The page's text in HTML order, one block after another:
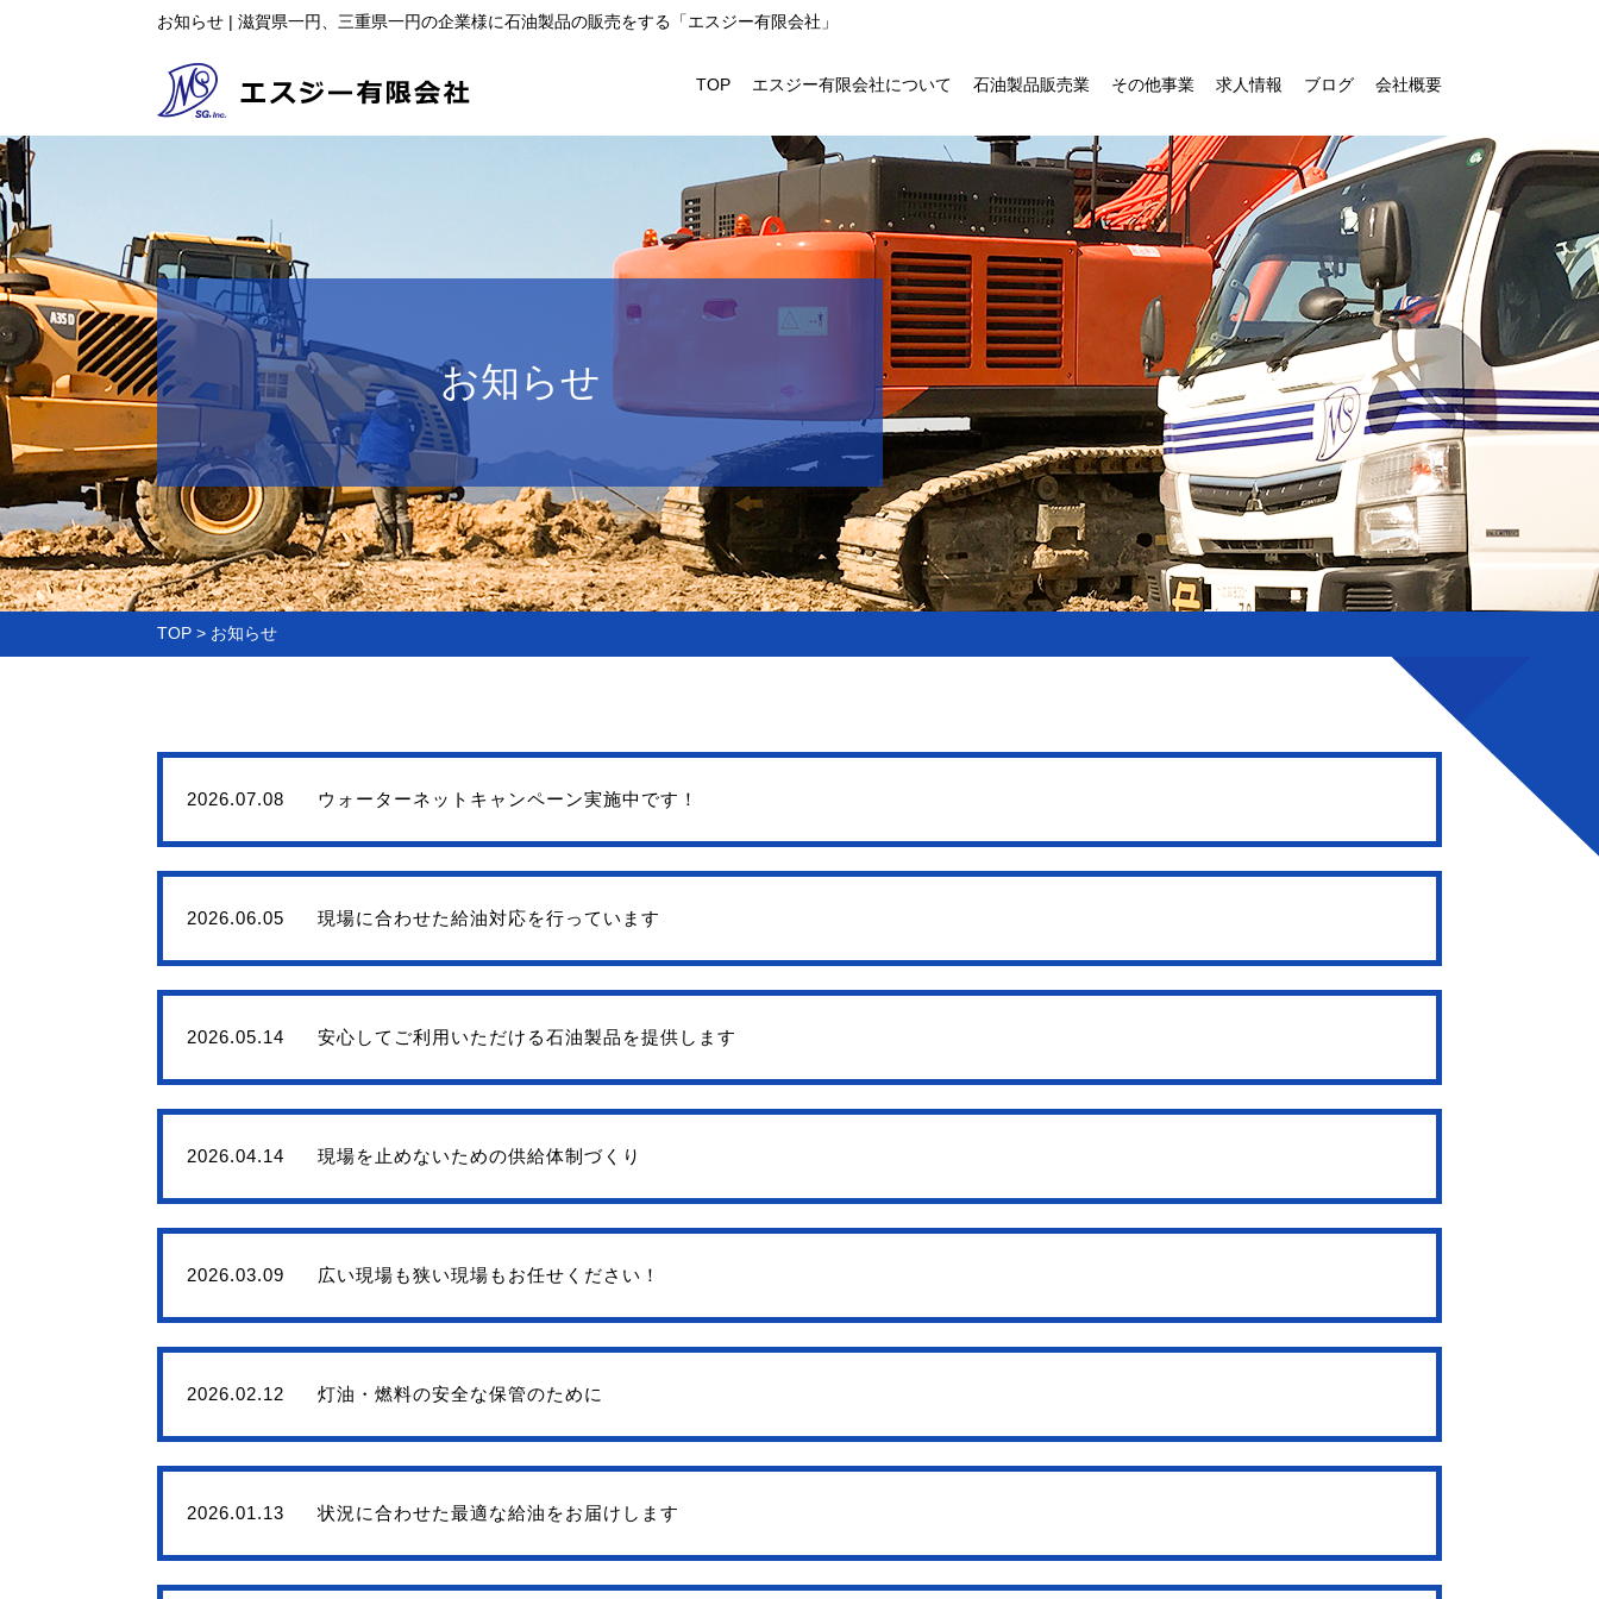
お知らせ | 滋賀県一円、三重県一円の企業様に石油製品の販売をする「エスジー有限会社」
TOP エスジー有限会社について 石油製品販売業 その他事業 求人情報 ブログ 会社概要
お知らせ
TOP お知らせ
2026.07.08 ウォーターネットキャンペーン実施中です！
2026.06.05 現場に合わせた給油対応を行っています
2026.05.14 安心してご利用いただける石油製品を提供します
2026.04.14 現場を止めないための供給体制づくり
2026.03.09 広い現場も狭い現場もお任せください！
2026.02.12 灯油・燃料の安全な保管のために
2026.01.13 状況に合わせた最適な給油をお届けします